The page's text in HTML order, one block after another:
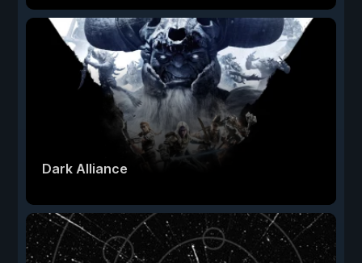
Dark Alliance